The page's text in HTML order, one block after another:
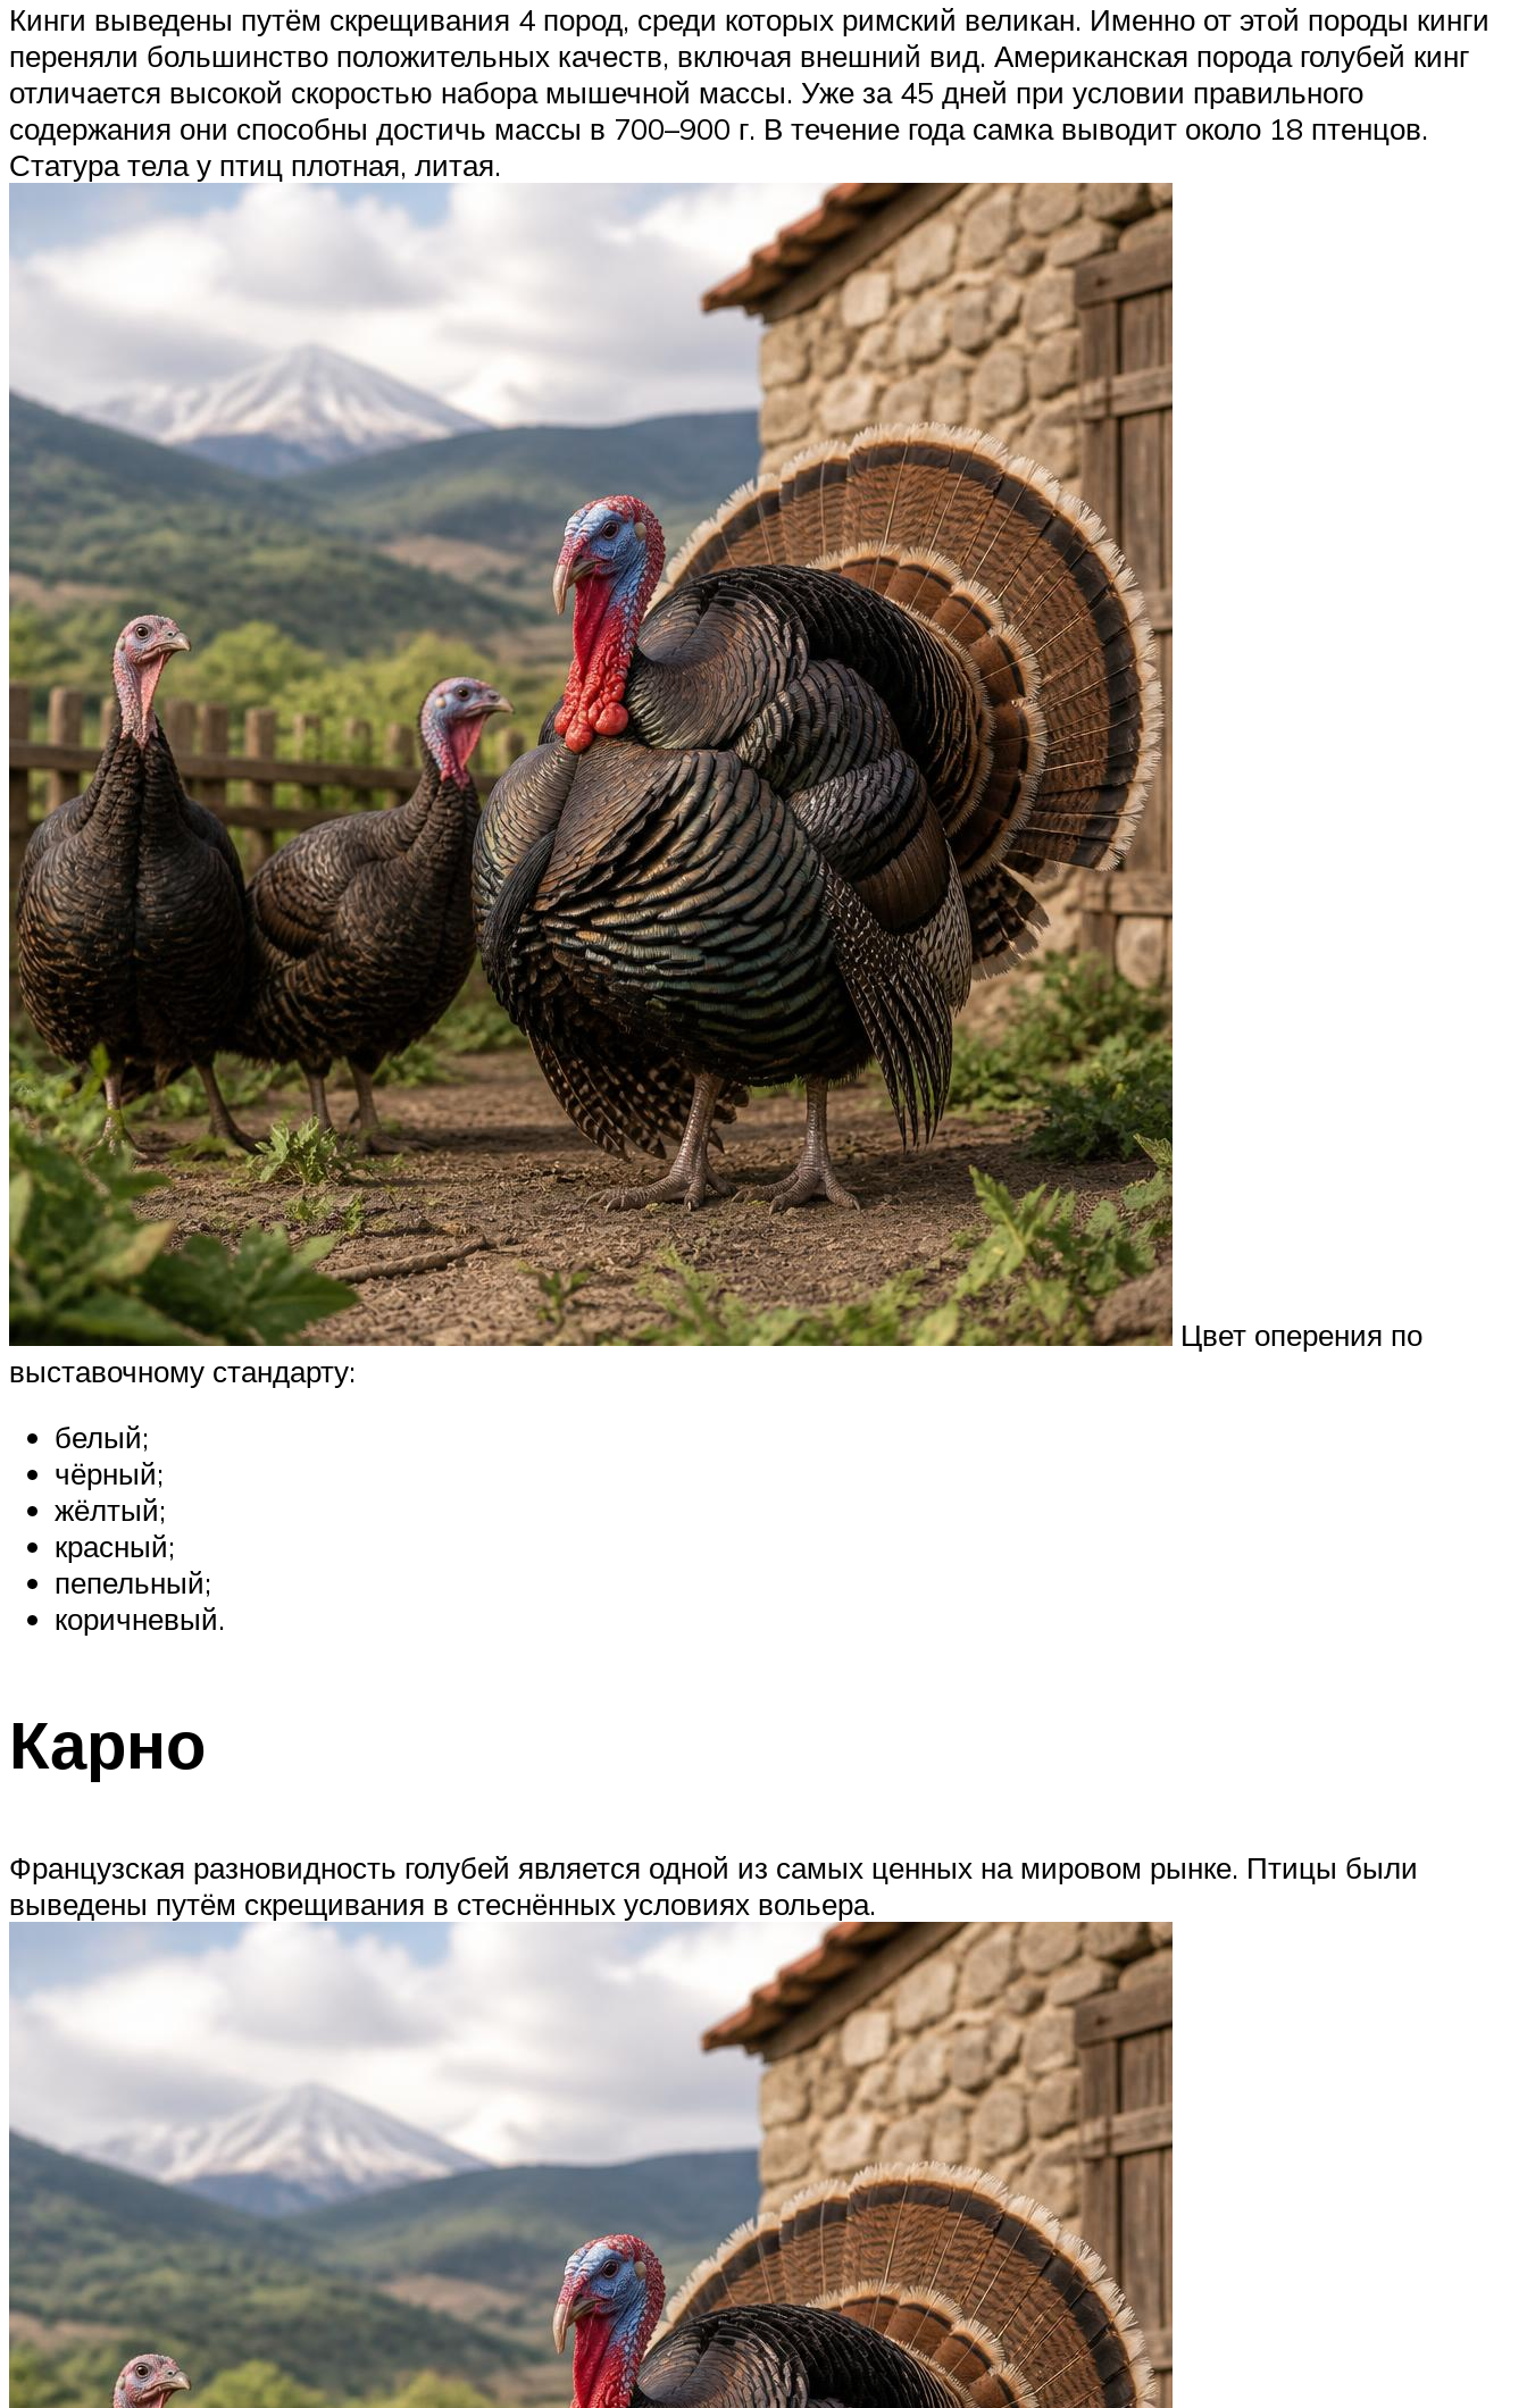
Кинги выведены путём скрещивания 4 пород, среди которых римский великан. Именно от этой породы кинги
переняли большинство положительных качеств, включая внешний вид. Американская порода голубей кинг
отличается высокой скоростью набора мышечной массы. Уже за 45 дней при условии правильного
содержания они способны достичь массы в 700–900 г. В течение года самка выводит около 18 птенцов.
Статура тела у птиц плотная, литая.
Цвет оперения по
выставочному стандарту:
белый;
чёрный;
жёлтый;
красный;
пепельный;
коричневый.
Карно
Французская разновидность голубей является одной из самых ценных на мировом рынке. Птицы были
выведены путём скрещивания в стеснённых условиях вольера.